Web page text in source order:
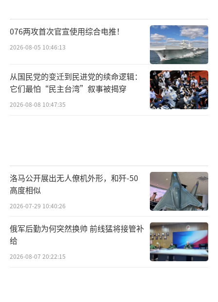
076两攻首次官宣使用综合电推！
2026-08-05 10:46:13
从国民党的变迁到民进党的续命逻辑：
它们最怕“民主台湾”叙事被揭穿
2026-08-08 10:47:35
洛马公开展出无人僚机外形，和歼-50
高度相似
2026-07-29 10:40:26
俄军后勤为何突然换帅 前线猛将接管补
给
2026-08-07 20:22:15